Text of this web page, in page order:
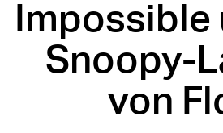
Impossible
Snoopy-
von